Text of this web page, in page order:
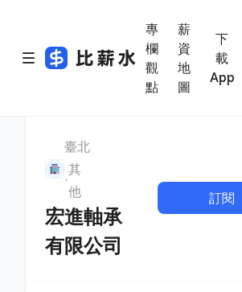
專
欄
觀
點
薪
資
地
圖
下
載
App
臺北
其
他
宏進軸承
有限公司
訂閱